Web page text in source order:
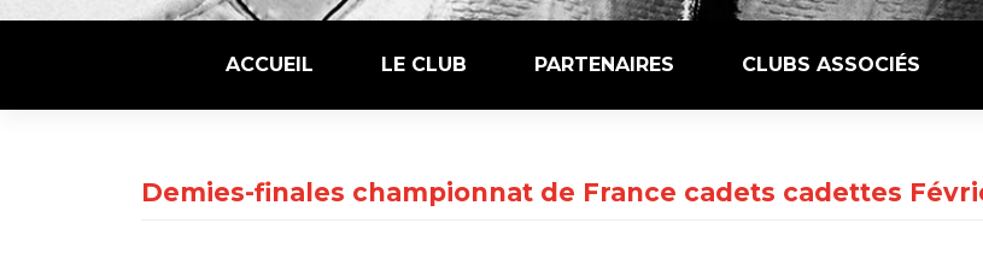
ACCUEIL LE CLUB PARTENAIRES CLUBS ASSOCIÉS
Demies-finales championnat de France cadets cadettes